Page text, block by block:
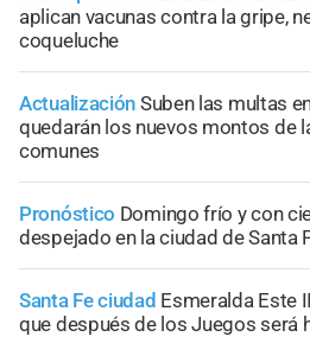
aplican vacunas contra la gripe,
coqueluche
Actualización Suben las multas
quedarán los nuevos montos de
comunes
Pronóstico Domingo frío y con
despejado en la ciudad de Santa
Santa Fe ciudad Esmeralda Este
que después de los Juegos será